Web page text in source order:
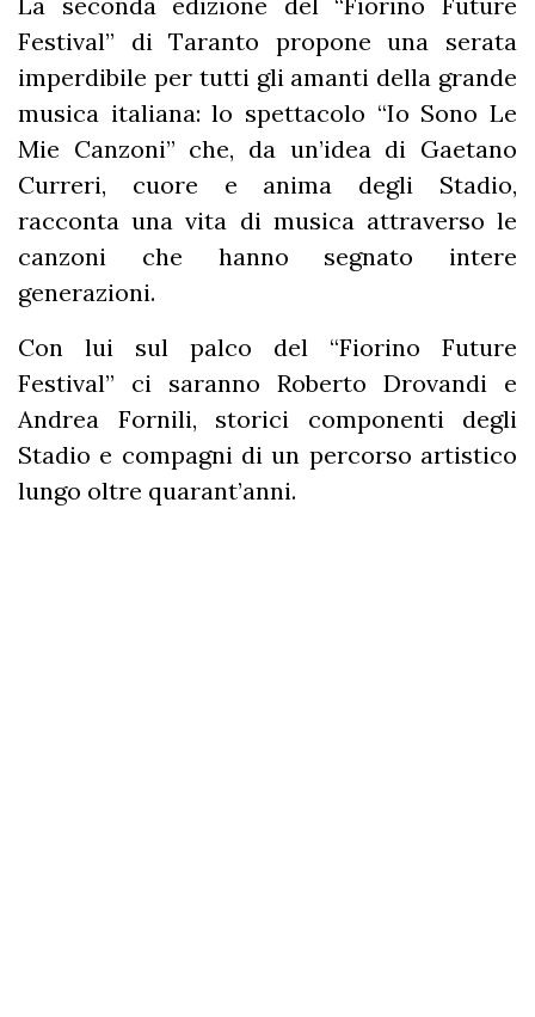
Festival” di Taranto propone una serata
imperdibile per tutti gli amanti della grande
musica italiana: lo spettacolo “Io Sono Le
Mie Canzoni” che, da un’idea di Gaetano
Curreri, cuore e anima degli Stadio,
racconta una vita di musica attraverso le
canzoni che hanno segnato intere
generazioni.
Con lui sul palco del “Fiorino Future
Festival” ci saranno Roberto Drovandi e
Andrea Fornili, storici componenti degli
Stadio e compagni di un percorso artistico
lungo oltre quarant’anni.